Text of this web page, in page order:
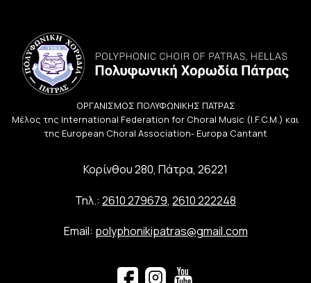
ΟΡΓΑΝΙΣΜΟΣ ΠΟΛΥΦΩΝΙΚΗΣ ΠΑΤΡΑΣ
Μέλος της International Federation for Choral Music (I.F.C.M.) και
της European Choral Association- Europa Cantant
Κορίνθου 280, Πάτρα, 26221
Τηλ.: 2610 279679, 2610 222248
Email: polyphonikipatras@gmail.com